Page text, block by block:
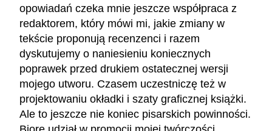
opowiadań czeka mnie jeszcze współpraca z
redaktorem, który mówi mi, jakie zmiany w
tekście proponują recenzenci i razem
dyskutujemy o naniesieniu koniecznych
poprawek przed drukiem ostatecznej wersji
mojego utworu. Czasem uczestniczę też w
projektowaniu okładki i szaty graficznej książki.
Ale to jeszcze nie koniec pisarskich powinności.